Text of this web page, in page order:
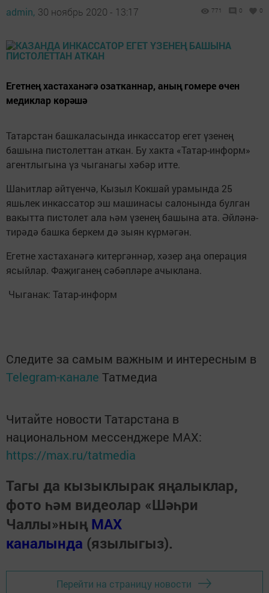
admin, 30 ноябрь 2020 - 13:17 771 0 0
Егетнең хастаханәгә озатканнар, аның гомере өчен
медиклар көрәшә
Татарстан башкаласында инкассатор егет үзенең
башына пистолеттан аткан. Бу хакта «Татар-информ»
агентлыгына үз чыганагы хәбәр итте.
Шаһитлар әйтүенчә, Кызыл Кокшай урамында 25
яшьлек инкассатор эш машинасы салонында булган
вакытта пистолет ала һәм үзенең башына ата. Әйләнә-
тирәдә башка беркем дә зыян күрмәгән.
Егетне хастаханәгә китергәннәр, хәзер аңа операция
ясыйлар. Фаҗиганең сәбәпләре ачыклана.
Чыганак: Татар-информ
Следите за самым важным и интересным в
Telegram-канале Татмедиа
Читайте новости Татарстана в
национальном мессенджере MАХ:
https://max.ru/tatmedia
Тагы да кызыклырак яңалыклар,
фото һәм видеолар «Шәһри
Чаллы»ның MAX
каналында (язылыгыз).
Перейти на страницу новости